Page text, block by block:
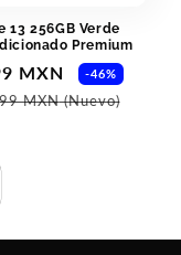
13 256GB Verde
Premium
MXN -46%
MXN(Nuevo)